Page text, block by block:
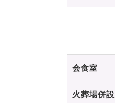
会食室
火葬場併設